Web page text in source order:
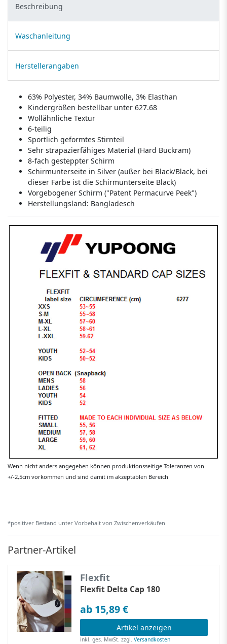
Beschreibung
Waschanleitung
Herstellerangaben
63% Polyester, 34% Baumwolle, 3% Elasthan
Kindergrößen bestellbar unter 627.68
Wollähnliche Textur
6-teilig
Sportlich geformtes Stirnteil
Sehr strapazierfähiges Material (Hard Buckram)
8-fach gesteppter Schirm
Schirmunterseite in Silver (außer bei Black/Black, bei
dieser Farbe ist die Schirmunterseite Black)
Vorgebogener Schirm ("Patent Permacurve Peek")
Herstellungsland: Bangladesch
Wenn nicht anders angegeben können produktionsseitige Toleranzen von
+/-2,5cm vorkommen und sind damit im akzeptablen Bereich
*positiver Bestand unter Vorbehalt von Zwischenverkäufen
Partner-Artikel
Flexfit
Flexfit Delta Cap 180
ab 15,89 €
Artikel anzeigen
inkl. ges. MwSt. zzgl.Versandkosten